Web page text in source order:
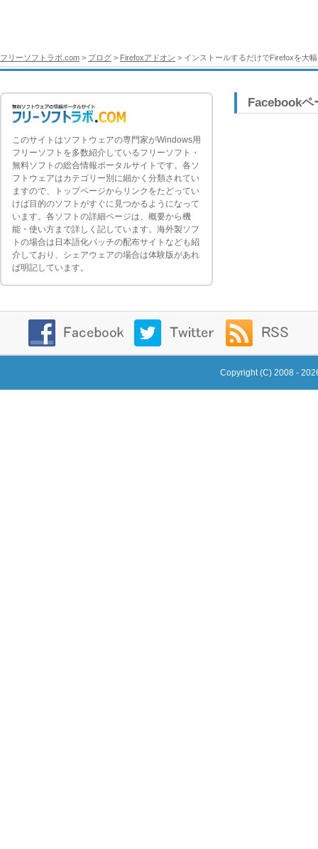
フリーソフトラボ.com > ブログ > Firefoxアドオン > インストールするだけでFirefoxを大
このサイトはソフトウェアの専門家がWindows用
フリーソフトを多数紹介しているフリーソフト・
無料ソフトの総合情報ポータルサイトです。各ソ
フトウェアはカテゴリー別に細かく分類されてい
ますので、トップページからリンクをたどってい
けば目的のソフトがすぐに見つかるようになって
います。各ソフトの詳細ページは、概要から機
能・使い方まで詳しく記しています。海外製ソフ
トの場合は日本語化パッチの配布サイトなども紹
介しており、シェアウェアの場合は体験版があれ
ば明記しています。
Facebookペ
Copyright (C) 2008 -